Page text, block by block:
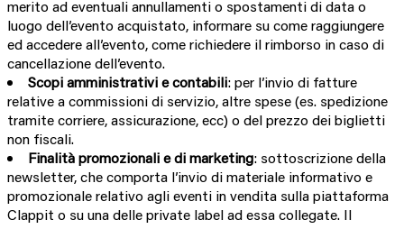
merito ad eventuali annullamenti o spostamenti di data o
luogo dell’evento acquistato, informare su come raggiungere
ed accedere all’evento, come richiedere il rimborso in caso di
cancellazione dell’evento.
Scopi amministrativi e contabili: per l’invio di fatture
relative a commissioni di servizio, altre spese (es. spedizione
tramite corriere, assicurazione, ecc) o del prezzo dei biglietti
non fiscali.
Finalità promozionali e di marketing: sottoscrizione della
newsletter, che comporta l’invio di materiale informativo e
promozionale relativo agli eventi in vendita sulla piattaforma
Clappit o su una delle private label ad essa collegate. Il